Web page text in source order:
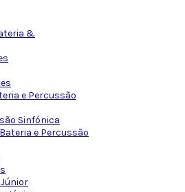
&
e Percussão
Sinfónica
e Percussão